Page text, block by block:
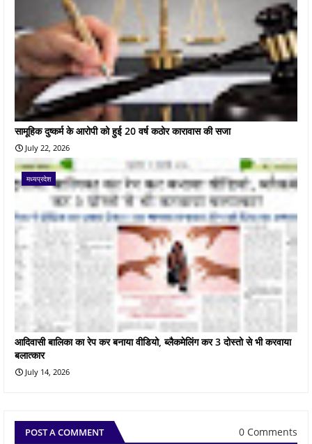
सामूहिक दुष्कर्म के आरोपी को हुई 20 वर्ष कठोर कारावास की सजा
July 22, 2026
मध्यप्रदेश
आदिवासी बालिका का रेप कर बनाया वीडियो, ब्लैकमेलिंग कर 3 दोस्तो से भी करवाया
बलात्कार
July 14, 2026
POST A COMMENT 0 Comments